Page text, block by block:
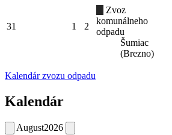
31 1 2
Zvoz
komunálneho
odpadu
Šumiac
(Brezno)
Kalendár zvozu odpadu
Kalendár
August2026